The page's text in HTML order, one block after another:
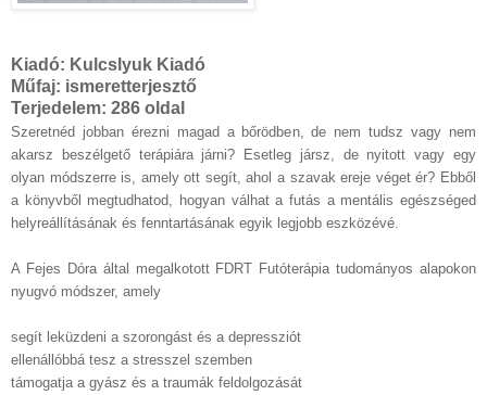
Kiadó: Kulcslyuk Kiadó
Műfaj: ismeretterjesztő
Terjedelem: 286 oldal
Szeretnéd jobban érezni magad a bőrödben, de nem tudsz vagy nem
akarsz beszélgető terápiára járni? Esetleg jársz, de nyitott vagy egy
olyan módszerre is, amely ott segít, ahol a szavak ereje véget ér? Ebből
a könyvből megtudhatod, hogyan válhat a futás a mentális egészséged
helyreállításának és fenntartásának egyik legjobb eszközévé.
A Fejes Dóra által megalkotott FDRT Futóterápia tudományos alapokon
nyugvó módszer, amely
segít leküzdeni a szorongást és a depressziót
ellenállóbbá tesz a stresszel szemben
támogatja a gyász és a traumák feldolgozását